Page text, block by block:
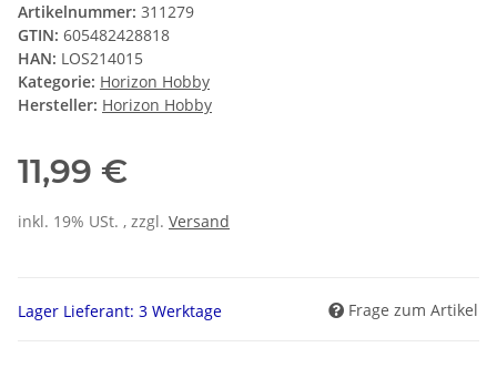
Artikelnummer: 311279
GTIN: 605482428818
HAN: LOS214015
Kategorie: Horizon Hobby
Hersteller: Horizon Hobby
11,99 €
inkl. 19% USt. , zzgl. Versand
Lager Lieferant: 3 Werktage Frage zum Artikel